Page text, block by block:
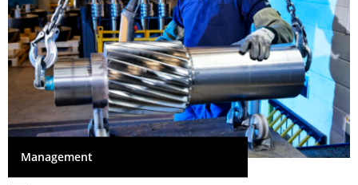
Management